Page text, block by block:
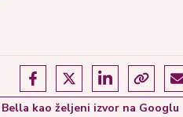
kao željeni izvor na Googlu